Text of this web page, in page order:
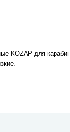
KOZAP для